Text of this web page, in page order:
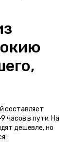
составляет
часов в пути. На
дешевле, но